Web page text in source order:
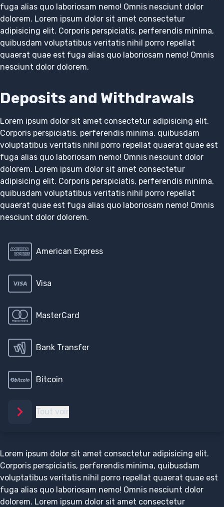
fuga alias quo laboriosam nemo! Omnis nesciunt dolor
dolorem. Lorem ipsum dolor sit amet consectetur
adipisicing elit. Corporis perspiciatis, perferendis minima,
quibusdam voluptatibus veritatis nihil porro repellat
quaerat quae est fuga alias quo laboriosam nemo! Omnis
nesciunt dolor dolorem.
Deposits and Withdrawals
Lorem ipsum dolor sit amet consectetur adipisicing elit.
Corporis perspiciatis, perferendis minima, quibusdam
voluptatibus veritatis nihil porro repellat quaerat quae est
fuga alias quo laboriosam nemo! Omnis nesciunt dolor
dolorem. Lorem ipsum dolor sit amet consectetur
adipisicing elit. Corporis perspiciatis, perferendis minima,
quibusdam voluptatibus veritatis nihil porro repellat
quaerat quae est fuga alias quo laboriosam nemo! Omnis
nesciunt dolor dolorem.
American Express
Visa
MasterCard
Bank Transfer
Bitcoin
Tout voir
Lorem ipsum dolor sit amet consectetur adipisicing elit.
Corporis perspiciatis, perferendis minima, quibusdam
voluptatibus veritatis nihil porro repellat quaerat quae est
fuga alias quo laboriosam nemo! Omnis nesciunt dolor
dolorem. Lorem ipsum dolor sit amet consectetur